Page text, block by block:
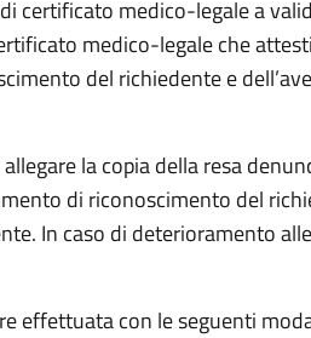
certificato medico-legale a
medico-legale che
del richiedente e
la copia della resa
di riconoscimento del
In caso di deterioramento
effettuata con le seguenti